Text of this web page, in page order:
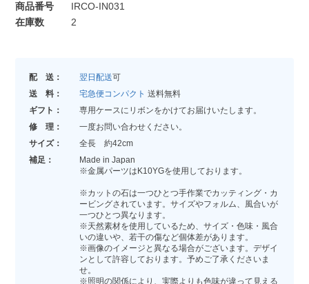
商品番号
IRCO-IN031
在庫数
2
配 送： 翌日配送可
送 料：
宅急便コンパクト 送料無料
ギフト：
専用ケースにリボンをかけてお届けいたします。
修 理：
一度お問い合わせください。
サイズ：
全長 約42cm
補足：
Made in Japan
※金属パーツはK10YGを使用しております。
※カットの石は一つひとつ手作業でカッティング・カ
ービングされています。サイズやフォルム、風合いが
一つひとつ異なります。
※天然素材を使用しているため、サイズ・色味・風合
いの違いや、若干の傷など個体差があります。
※画像のイメージと異なる場合がございます。デザイ
ンとして許容しております。予めご了承くださいま
せ。
※照明の関係により、実際よりも色味が違って見える